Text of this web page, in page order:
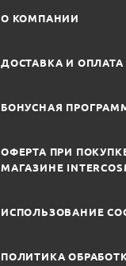
О КОМПАНИИ
ДОСТАВКА И ОПЛАТА
БОНУСНАЯ
ОФЕРТА ПРИ
МАГАЗИНЕ
ИСПОЛЬЗОВАНИЕ
ПОЛИТИКА